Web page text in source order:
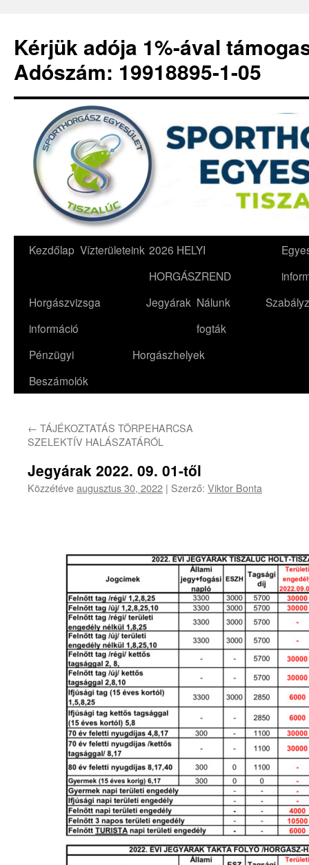
Kérjük adója 1%-ával
Adószám: 19918895-1-05
Kilépés
tartalomba
Kezdőlap Vízterületeink 2026 HELYI
HORGÁSZREND
Horgászvizsga
információ
Jegyárak Nálunk
fogták
Pénzügyi
Beszámolók
Horgászhelyek
← TÁJÉKOZTATÁS TÖRPEHARCSA
SZELEKTÍV HALÁSZATÁRÓL
Jegyárak 2022. 09. 01-től
Közzétéveaugusztus 30, 2022 | Szerző: Viktor Bonta